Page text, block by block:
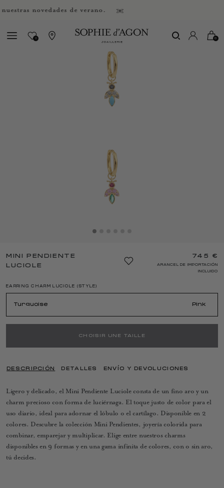
novedades de verano.
0 0
MINI PENDIENTE
LUCIOLE
745 €
ARANCEL DE IMPORTACIÓN
INCLUIDO
EARRING CHARM LUCIOLE (STYLE)
Turquoise Pink
CHOISIR UNE TAILLE
DESCRIPCIÓN DETALLES ENVÍO Y DEVOLUCIONES
Ligero y delicado, el Mini Pendiente Luciole consta de un fino aro y un
charm precioso con forma de luciérnaga. El toque justo de color para el
uso diario, ideal para adornar el lóbulo o el cartílago. Disponible en 2
colores. Descubre la colección Mini Pendientes, joyería colorida para
combinar, emparejar y multiplicar. Elige entre nuestros charms
disponibles en 9 formas y en una gama infinita de colores, con o sin aro,
tú decides.